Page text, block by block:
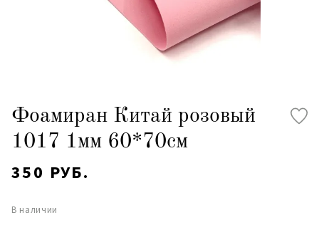
Фоамиран Китай розовый
1017 1мм 60*70см
350 РУБ.
В наличии